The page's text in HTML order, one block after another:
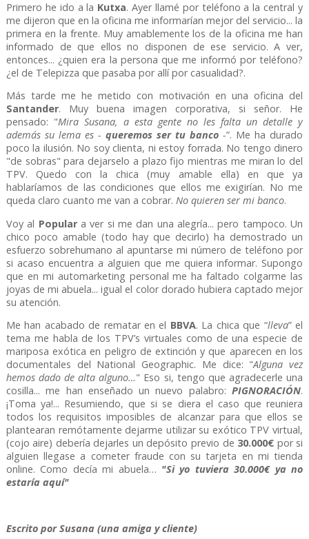
Primero he ido a la Kutxa. Ayer llamé por teléfono a la central y
me dijeron que en la oficina me informarían mejor del servicio... la
primera en la frente. Muy amablemente los de la oficina me han
informado de que ellos no disponen de ese servicio. A ver,
entonces... ¿quien era la persona que me informó por teléfono?
¿el de Telepizza que pasaba por allí por casualidad?.
Más tarde me he metido con motivación en una oficina del
Santander. Muy buena imagen corporativa, si señor. He
pensado: "Mira Susana, a esta gente no les falta un detalle y
además su lema es - queremos ser tu banco -”. Me ha durado
poco la ilusión. No soy clienta, ni estoy forrada. No tengo dinero
"de sobras" para dejarselo a plazo fijo mientras me miran lo del
TPV. Quedo con la chica (muy amable ella) en que ya
hablaríamos de las condiciones que ellos me exigirían. No me
queda claro cuanto me van a cobrar. No quieren ser mi banco.
Voy al Populara ver si me dan una alegría... pero tampoco. Un
chico poco amable (todo hay que decirlo) ha demostrado un
esfuerzo sobrehumano al apuntarse mi número de teléfono por
si acaso encuentra a alguien que me quiera informar. Supongo
que en mi automarketing personal me ha faltado colgarme las
joyas de mi abuela... igual el color dorado hubiera captado mejor
su atención.
Me han acabado de rematar en el BBVA. La chica que “lleva” el
tema me habla de los TPV’s virtuales como de una especie de
mariposa exótica en peligro de extinción y que aparecen en los
documentales del National Geographic. Me dice: "Alguna vez
hemos dado de alta alguno…" Eso si, tengo que agradecerle una
cosilla... me han enseñado un nuevo palabro:PIGNORACIÓN.
¡Toma ya!... Resumiendo, que si se diera el caso que reuniera
todos los requisitos imposibles de alcanzar para que ellos se
plantearan remótamente dejarme utilizar su exótico TPV virtual,
(cojo aire) debería dejarles un depósito previo de 30.000€ por si
alguien llegase a cometer fraude con su tarjeta en mi tienda
online. Como decía mi abuela… "Si yo tuviera 30.000€ ya no
estaría aquí"
Escrito por Susana (una amiga y cliente)